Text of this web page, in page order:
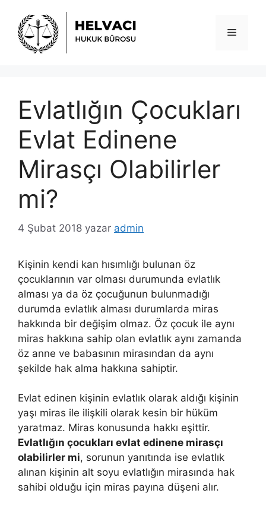
Menü
Evlatlığın Çocukları
Evlat Edinene
Mirasçı Olabilirler
mi?
4 Şubat 2018 yazar admin
Kişinin kendi kan hısımlığı bulunan öz
çocuklarının var olması durumunda evlatlık
alması ya da öz çocuğunun bulunmadığı
durumda evlatlık alması durumlarda miras
hakkında bir değişim olmaz. Öz çocuk ile aynı
miras hakkına sahip olan evlatlık aynı zamanda
öz anne ve babasının mirasından da aynı
şekilde hak alma hakkına sahiptir.
Evlat edinen kişinin evlatlık olarak aldığı kişinin
yaşı miras ile ilişkili olarak kesin bir hüküm
yaratmaz. Miras konusunda hakkı eşittir.
Evlatlığın çocukları evlat edinene mirasçı
olabilirler mi, sorunun yanıtında ise evlatlık
alınan kişinin alt soyu evlatlığın mirasında hak
sahibi olduğu için miras payına düşeni alır.